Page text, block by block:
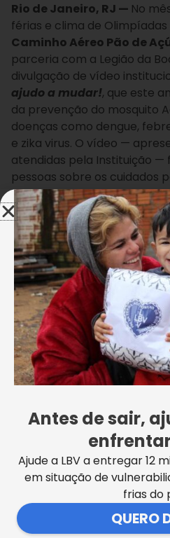
Rio de Janeiro, RJ — No
férias e clima de Olimpíadas
Caminho Aéreo Pão de
parceria com a Legião da
divulgação de vídeo
ajudo a mudar!, que este
da prevenção do mosquito
doenças como dengue,
e zika virus. O vídeo —
atendidas pela Instituição —
pessoas sobre os cuidados
do mosquito.
Nos seis televisores da
Pão de Açúcar,um dos
visitados da Cidade
acompanhar as dicas das
prática. Para este período
estimativa é passar pelo
visitantes.
Antes de sair,
Ajude a LBV a entregar 12
em situação de
frias do
QUERO